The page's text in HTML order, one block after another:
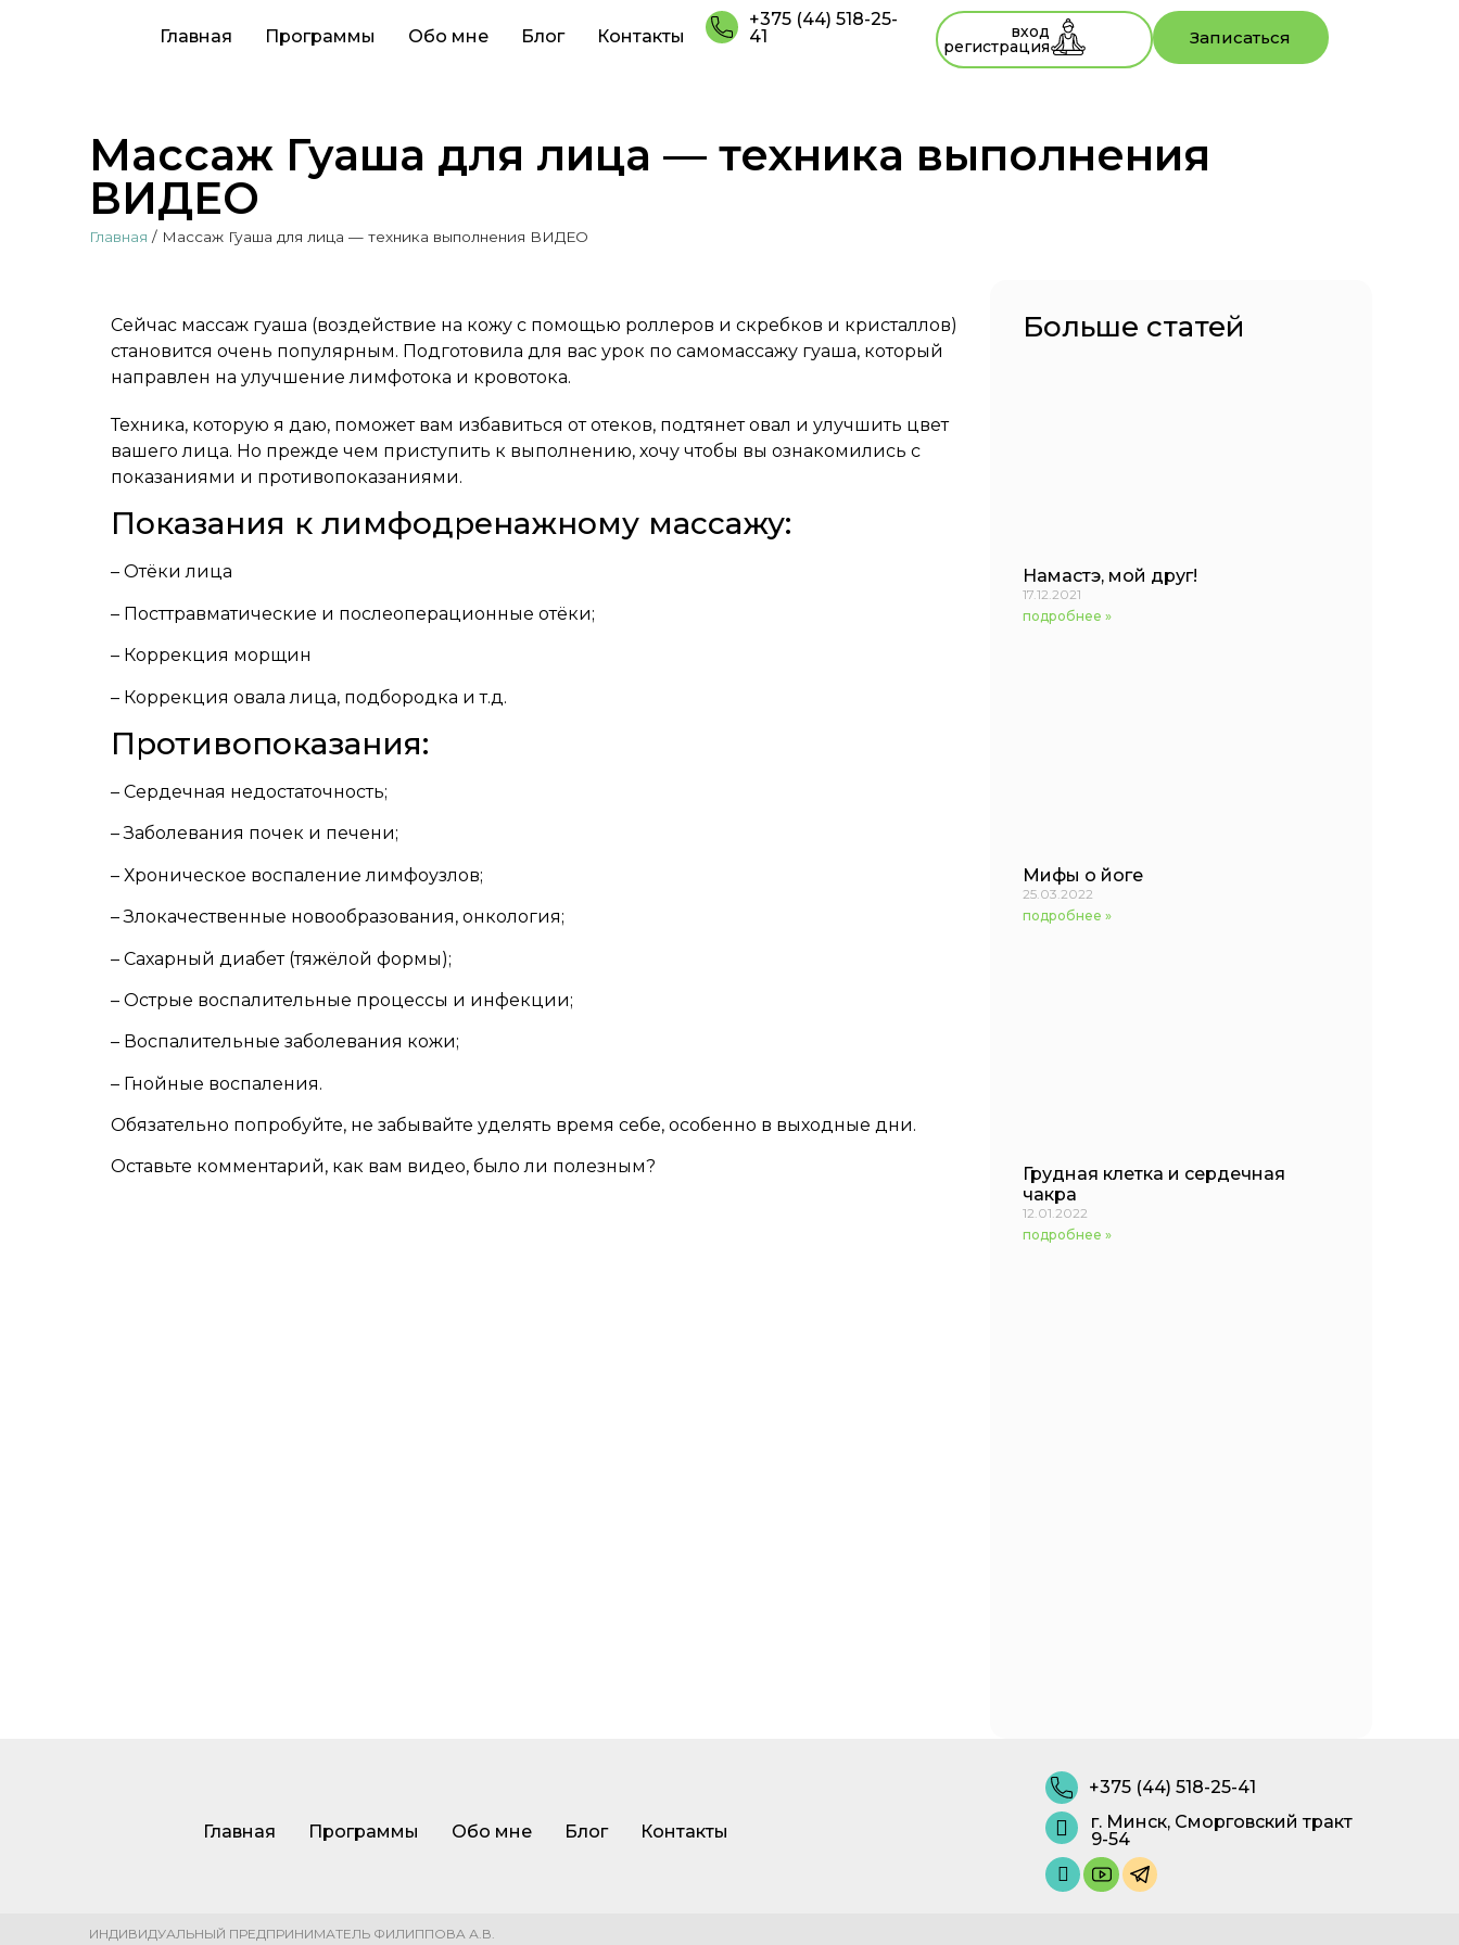
Главная Программы Обо мне Блог Контакты
+375 (44) 518-25-
41
вход
регистрация Записаться
Массаж Гуаша для лица — техника выполнения
ВИДЕО
Главная / Массаж Гуаша для лица — техника выполнения ВИДЕО
Сейчас массаж гуаша (воздействие на кожу с помощью роллеров и скребков и кристаллов)
становится очень популярным. Подготовила для вас урок по самомассажу гуаша, который
направлен на улучшение лимфотока и кровотока.
Техника, которую я даю, поможет вам избавиться от отеков, подтянет овал и улучшить цвет
вашего лица. Но прежде чем приступить к выполнению, хочу чтобы вы ознакомились с
показаниями и противопоказаниями.
Показания к лимфодренажному массажу:
– Отёки лица
– Посттравматические и послеоперационные отёки;
– Коррекция морщин
– Коррекция овала лица, подбородка и т.д.
Противопоказания:
– Сердечная недостаточность;
– Заболевания почек и печени;
– Хроническое воспаление лимфоузлов;
– Злокачественные новообразования, онкология;
– Сахарный диабет (тяжёлой формы);
– Острые воспалительные процессы и инфекции;
– Воспалительные заболевания кожи;
– Гнойные воспаления.
Обязательно попробуйте, не забывайте уделять время себе, особенно в выходные дни.
Оставьте комментарий, как вам видео, было ли полезным?
Больше статей
Намастэ, мой друг!
17.12.2021
подробнее »
Мифы о йоге
25.03.2022
подробнее »
Грудная клетка и сердечная
чакра
12.01.2022
подробнее »
Главная Программы Обо мне Блог Контакты
+375 (44) 518-25-41
г. Минск, Сморговский тракт
9-54
ИНДИВИДУАЛЬНЫЙ ПРЕДПРИНИМАТЕЛЬ ФИЛИППОВA А.В.